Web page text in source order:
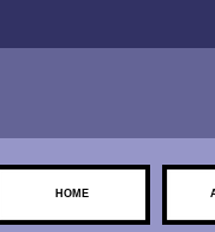
HOME